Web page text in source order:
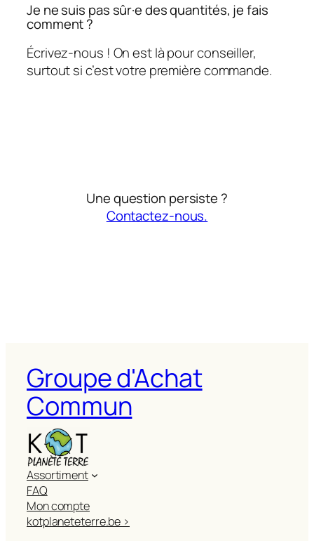
Je ne suis pas sûr·e des quantités, je fais
comment ?
Écrivez-nous ! On est là pour conseiller,
surtout si c’est votre première commande.
Une question persiste ?
Contactez-nous.
Groupe d'Achat
Commun
Assortiment
FAQ
Mon compte
kotplaneteterre.be >